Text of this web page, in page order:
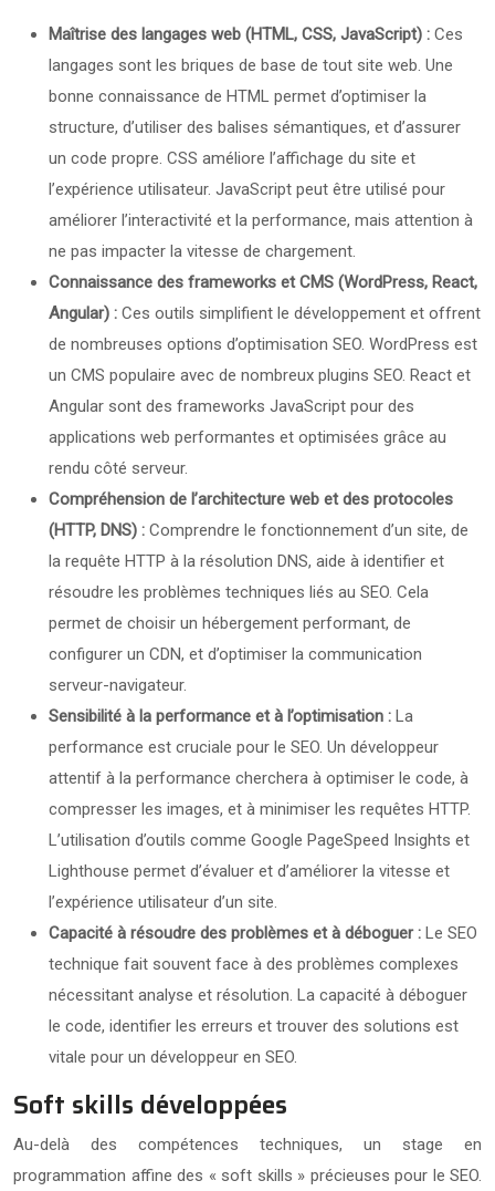
Maîtrise des langages web (HTML, CSS, JavaScript) : Ces
langages sont les briques de base de tout site web. Une
bonne connaissance de HTML permet d’optimiser la
structure, d’utiliser des balises sémantiques, et d’assurer
un code propre. CSS améliore l’affichage du site et
l’expérience utilisateur. JavaScript peut être utilisé pour
améliorer l’interactivité et la performance, mais attention à
ne pas impacter la vitesse de chargement.
Connaissance des frameworks et CMS (WordPress, React,
Angular) : Ces outils simplifient le développement et offrent
de nombreuses options d’optimisation SEO. WordPress est
un CMS populaire avec de nombreux plugins SEO. React et
Angular sont des frameworks JavaScript pour des
applications web performantes et optimisées grâce au
rendu côté serveur.
Compréhension de l’architecture web et des protocoles
(HTTP, DNS) : Comprendre le fonctionnement d’un site, de
la requête HTTP à la résolution DNS, aide à identifier et
résoudre les problèmes techniques liés au SEO. Cela
permet de choisir un hébergement performant, de
configurer un CDN, et d’optimiser la communication
serveur-navigateur.
Sensibilité à la performance et à l’optimisation : La
performance est cruciale pour le SEO. Un développeur
attentif à la performance cherchera à optimiser le code, à
compresser les images, et à minimiser les requêtes HTTP.
L’utilisation d’outils comme Google PageSpeed Insights et
Lighthouse permet d’évaluer et d’améliorer la vitesse et
l’expérience utilisateur d’un site.
Capacité à résoudre des problèmes et à déboguer : Le SEO
technique fait souvent face à des problèmes complexes
nécessitant analyse et résolution. La capacité à déboguer
le code, identifier les erreurs et trouver des solutions est
vitale pour un développeur en SEO.
Soft skills développées
Au-delà des compétences techniques, un stage en
programmation affine des « soft skills » précieuses pour le SEO.